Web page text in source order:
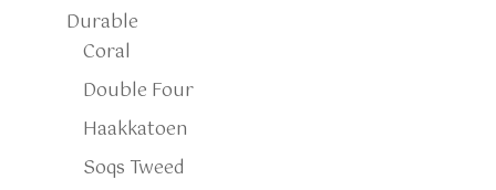
Durable
Coral
Double Four
Haakkatoen
Soqs Tweed